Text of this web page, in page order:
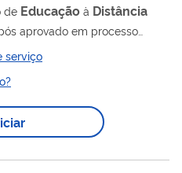
de Educação à Distância
aprovado em processo
por meio deste
serviço